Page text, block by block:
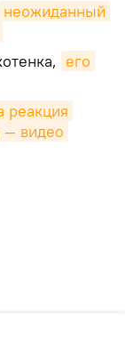
неожиданный
его
реакция
видео